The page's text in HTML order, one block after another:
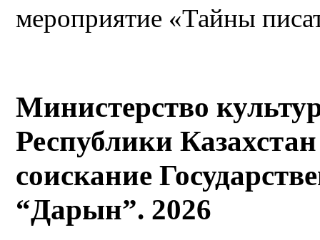
мероприятие «Тайны
Министерство
Республики
соискание
“Дарын”. 2026